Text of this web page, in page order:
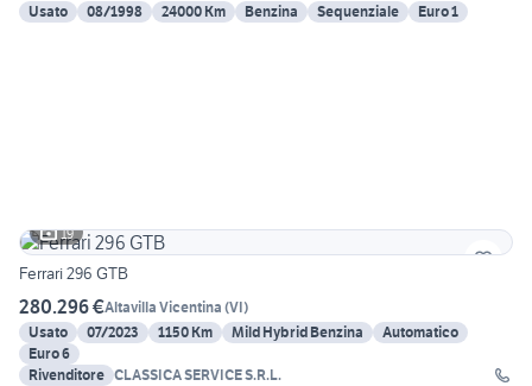
Usato
08/1998 24000 Km Benzina Sequenziale Euro 1
19
Ferrari 296 GTB
280.296 €Altavilla Vicentina (VI)
Usato
07/2023 1150 Km Mild Hybrid Benzina
Automatico
Euro 6
Rivenditore CLASSICA SERVICE S.R.L.